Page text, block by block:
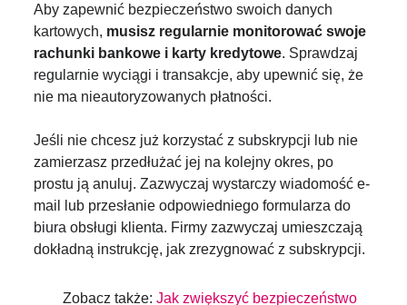
Aby zapewnić bezpieczeństwo swoich danych
kartowych, musisz regularnie monitorować swoje
rachunki bankowe i karty kredytowe. Sprawdzaj
regularnie wyciągi i transakcje, aby upewnić się, że
nie ma nieautoryzowanych płatności.
Jeśli nie chcesz już korzystać z subskrypcji lub nie
zamierzasz przedłużać jej na kolejny okres, po
prostu ją anuluj. Zazwyczaj wystarczy wiadomość e-
mail lub przesłanie odpowiedniego formularza do
biura obsługi klienta. Firmy zazwyczaj umieszczają
dokładną instrukcję, jak zrezygnować z subskrypcji.
Zobacz także:Jak zwiększyć bezpieczeństwo